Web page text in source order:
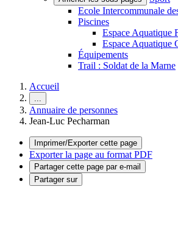
Ecole Intercommunale
Piscines
Espace Aquatique
Espace Aquatique
Équipements
Trail : Soldat de la Marne
Accueil
...
Annuaire de personnes
Jean-Luc Pecharman
Imprimer/Exporter cette page
Exporter la page au format PDF
Partager cette page par e-mail
Partager sur